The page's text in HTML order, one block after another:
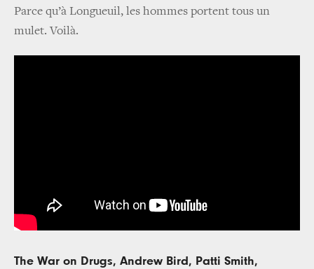
Parce qu’à Longueuil, les hommes portent tous un
mulet. Voilà.
The War on Drugs, Andrew Bird, Patti Smith,